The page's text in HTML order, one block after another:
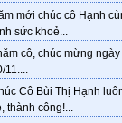
mới chúc cô Hạnh
sức khoẻ...
cô, chúc mừng ngày
11....
Cô Bùi Thị Hạnh
thành công!...